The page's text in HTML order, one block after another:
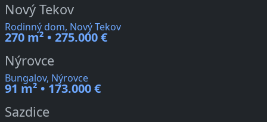
Nový Tekov
Rodinný dom, Nový Tekov
270 m² • 275.000 €
Nýrovce
Bungalov, Nýrovce
91 m² • 173.000 €
Sazdice